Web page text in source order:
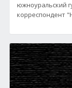
южноуральский
корреспондент